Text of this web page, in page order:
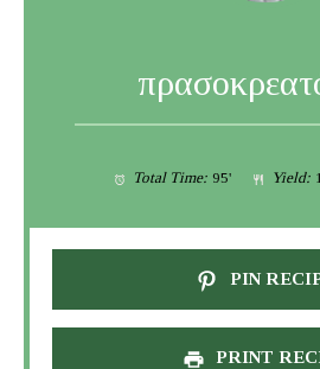
Total Time: 95' Yield:
PIN
PRINT